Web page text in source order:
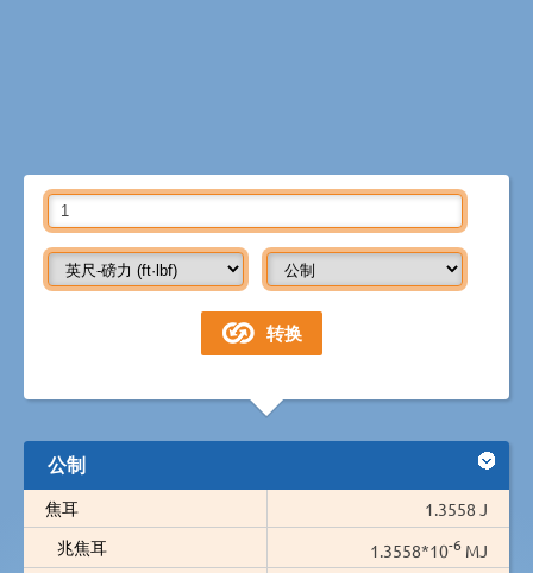
公制
焦耳
1.3558 J
兆焦耳
1.3558*10-6 MJ